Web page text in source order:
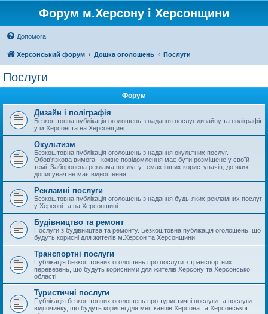
Форум м.Херсону і Херсонщини
Допомога
Херсонський форум Дошка оголошень Послуги
Послуги
Форум
Дизайн і поліграфія
Безкоштовна публікація оголошень з надання послуг дизайну та поліграфії
у м.Херсоні та на Херсонщині
Окультизм
Безкоштовна публікація оголошень з надання окультних послуг.
Обов'язкова вимога - кожне повідомлення має бути розміщене у своїй
темі. Заборонена реклама послуг у темах інших користувачів, до яких
дописувач не має відношення
Рекламні послуги
Безкоштовна публікація оголошень з надання будь-яких рекламних послуг
у Херсоні та на Херсонщині
Будівництво та ремонт
Послуги з будівництва та ремонту. Безкоштовна публікація оголошень, що
будуть корисні для жителів м.Херсон та Херсонщини
Транспортні послуги
Публікація безкоштовних оголошень про послуги з транспортних
перевезень, що будуть корисними для жителів Херсону та Херсонської
області
Туристичні послуги
Публікація безкоштовних оголошень про туристичні послуги та послуги
відпочинку, що будуть корисні для мешканців Херсона та Херсонської